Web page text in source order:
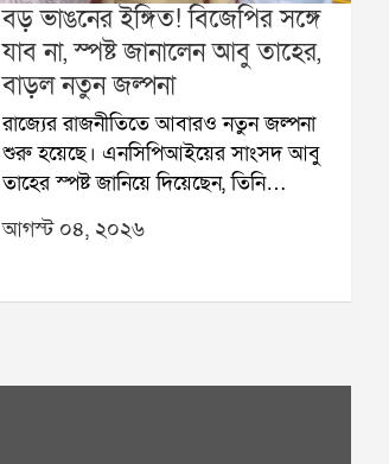
বড় ভাঙনের ইঙ্গিত! বিজেপির সঙ্গে
যাব না, স্পষ্ট জানালেন আবু তাহের,
বাড়ল নতুন জল্পনা
রাজ্যের রাজনীতিতে আবারও নতুন জল্পনা
শুরু হয়েছে। এনসিপিআইয়ের সাংসদ আবু
তাহের স্পষ্ট জানিয়ে দিয়েছেন, তিনি
এনসিপিআইতে থাকলেও বিজেপির সঙ্গে
কোনওভাবেই যেতে চান না। একই ধরনের
মন্তব্য সামনে আসতেই রাজনৈতিক মহলে
যোগ দিয়েছিলেন। পরে তাঁরা লোকসভার
আগস্ট ০৪, ২০২৬